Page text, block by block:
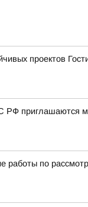
проектов
приглашаются
по